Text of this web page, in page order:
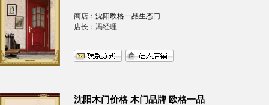
商店： 沈阳欧格一品生态门
店长：冯经理
沈阳木门价格 木门品牌 欧格一品